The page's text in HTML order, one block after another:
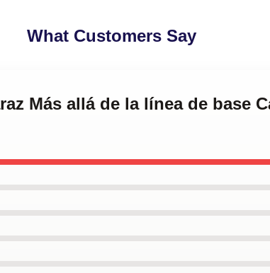
What Customers Say
Más allá de la línea de base